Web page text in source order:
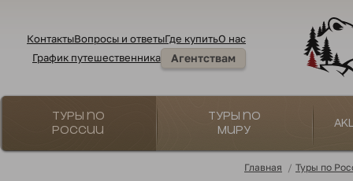
КонтактыВопросы и ответыГде купитьО нас
График путешественника
Агентствам
Туры по
России
Туры по
миру
Главная / Туры по